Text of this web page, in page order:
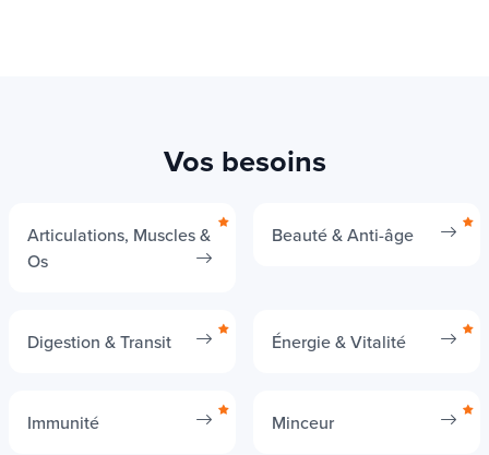
Vos besoins
Articulations, Muscles &
Os
Beauté & Anti-âge
Digestion & Transit Énergie & Vitalité
Immunité Minceur